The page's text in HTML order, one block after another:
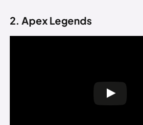
2. Apex Legends